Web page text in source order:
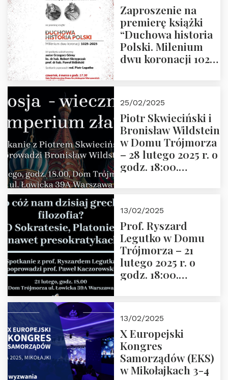
Zaproszenie na
premierę książki
“Duchowa historia
Polski. Milenium
dwu koronacji 1025-
2025 r. godz. 17:30,
DAW ul. Miodowa
17/19
25/02/2025
Piotr Skwieciński i
Bronisław Wildstein
w Domu Trójmorza
– 28 lutego 2025 r. o
godz. 18:00.
13/02/2025
Prof. Ryszard
Legutko w Domu
Trójmorza – 21
lutego 2025 r. o
godz. 18:00.
Zapraszamy
13/02/2025
X Europejski
Kongres
Samorządów (EKS)
w Mikołajkach 3-4